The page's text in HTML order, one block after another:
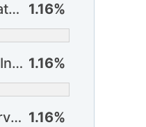
Bruno Tabata (Internacional) 1.16%
Fernando (Internacional) ? 1.16%
Gabriel Carvalho (Internacional) 1.16%